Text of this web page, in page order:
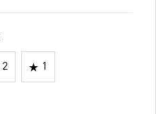
2 1